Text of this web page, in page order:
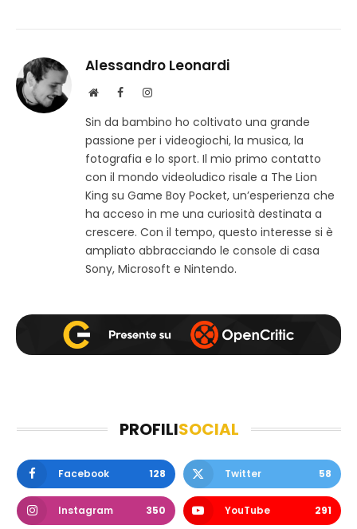
Alessandro Leonardi
S
t
o
w
F
c
e
b
I
s
t
a
m
Sin da bambino ho coltivato una grande
passione per i videogiochi, la musica, la
fotografia e lo sport. Il mio primo contatto
con il mondo videoludico risale a The Lion
King su Game Boy Pocket, un’esperienza che
ha acceso in me una curiosità destinata a
crescere. Con il tempo, questo interesse si è
ampliato abbracciando le console di casa
Sony, Microsoft e Nintendo.
PROFILISOCIAL
Facebook 128 Twitter 58
Instagram 350 YouTube 291